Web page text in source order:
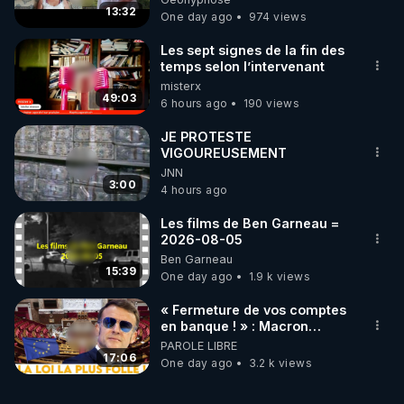
https://tinyurl.com/cagnottefred
Vidéos de tous les Lives et articles d'utilité publique
de Frédéric Laroche (Bestofcomputer) en 2023-
https://tinyurl.com/grandreveil2024
13:32
One day ago
974 views
49:03
Les sept signes de la fin des
temps selon l’intervenant
misterx
6 hours ago
190 views
3:00
JE PROTESTE
VIGOUREUSEMENT
JNN
4 hours ago
15:39
Les films de Ben Garneau =
2026-08-05
Ben Garneau
One day ago
1.9 k views
17:06
« Fermeture de vos comptes
en banque ! » : Macron
impose une loi folle !
PAROLE LIBRE
One day ago
3.2 k views